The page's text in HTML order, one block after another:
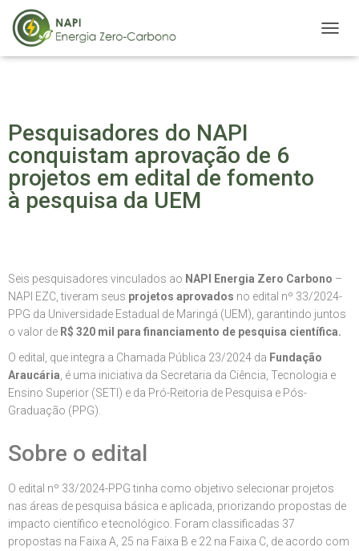
L
O
Pesquisadores do NAPI
conquistam aprovação de 6
projetos em edital de fomento
à pesquisa da UEM
Seis pesquisadores vinculados ao NAPI Energia Zero Carbono –
NAPI EZC, tiveram seus projetos aprovados no edital nº 33/2024-
PPG da Universidade Estadual de Maringá (UEM), garantindo juntos
o valor de R$ 320 mil para financiamento de pesquisa científica.
O edital, que integra a Chamada Pública 23/2024 da Fundação
Araucária , é uma iniciativa da Secretaria da Ciência, Tecnologia e
Ensino Superior (SETI) e da Pró-Reitoria de Pesquisa e Pós-
Graduação (PPG).
Sobre o edital
O edital nº 33/2024-PPG tinha como objetivo selecionar projetos
nas áreas de pesquisa básica e aplicada, priorizando propostas de
impacto científico e tecnológico. Foram classificadas 37
propostas na Faixa A, 25 na Faixa B e 22 na Faixa C, de acordo com